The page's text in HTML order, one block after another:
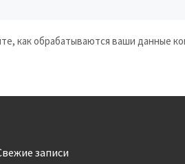
как обрабатываются ваши данные
записи